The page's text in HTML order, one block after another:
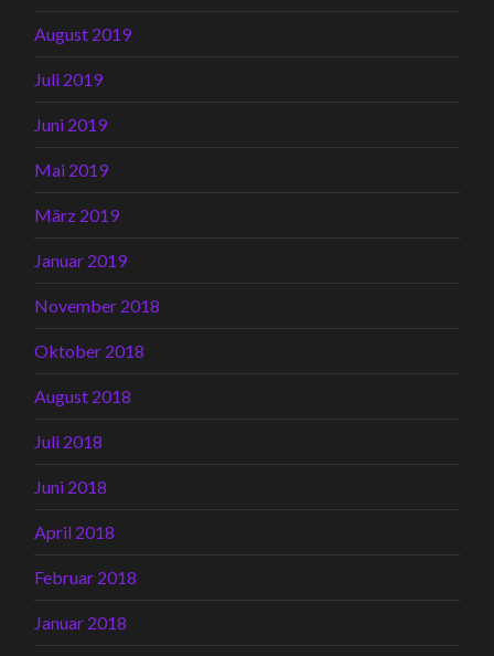
August 2019
Juli 2019
Juni 2019
Mai 2019
März 2019
Januar 2019
November 2018
Oktober 2018
August 2018
Juli 2018
Juni 2018
April 2018
Februar 2018
Januar 2018